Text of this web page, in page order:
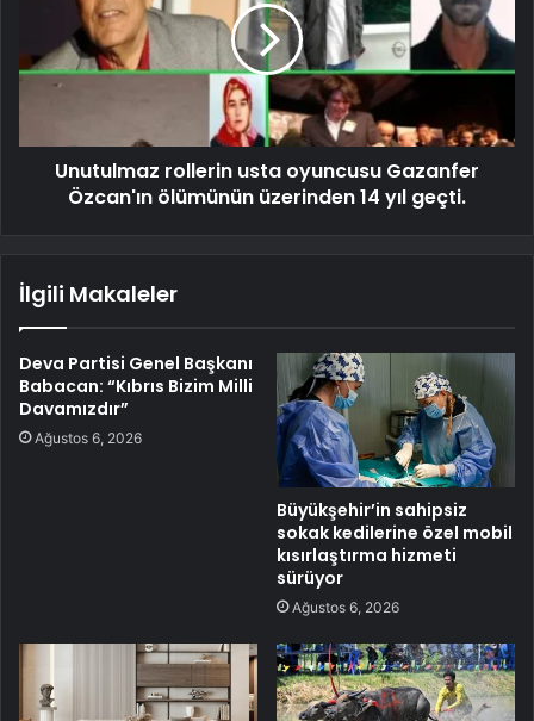
Unutulmaz rollerin usta oyuncusu Gazanfer
Özcan'ın ölümünün üzerinden 14 yıl geçti.
İlgili Makaleler
Deva Partisi Genel Başkanı
Babacan: “Kıbrıs Bizim Milli
Davamızdır”
Ağustos 6, 2026
Büyükşehir’in sahipsiz
sokak kedilerine özel mobil
kısırlaştırma hizmeti
sürüyor
Ağustos 6, 2026